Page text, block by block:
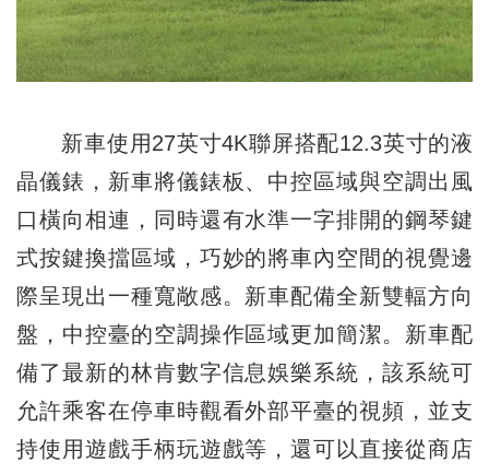
新車使用27英寸4K聯屏搭配12.3英寸的液
晶儀錶，新車將儀錶板、中控區域與空調出風
口橫向相連，同時還有水準一字排開的鋼琴鍵
式按鍵換擋區域，巧妙的將車內空間的視覺邊
際呈現出一種寬敞感。新車配備全新雙輻方向
盤，中控臺的空調操作區域更加簡潔。新車配
備了最新的林肯數字信息娛樂系統，該系統可
允許乘客在停車時觀看外部平臺的視頻，並支
持使用遊戲手柄玩遊戲等，還可以直接從商店